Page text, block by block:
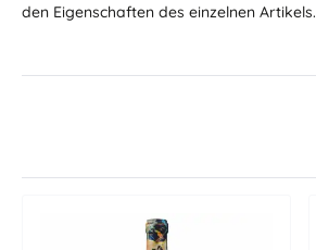
den Eigenschaften des einzelnen Artikels.